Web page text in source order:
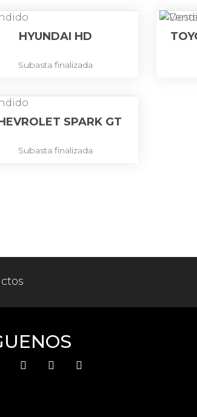
HYUNDAI HD
Subasta finalizada
SPARK GT
Subasta finalizada